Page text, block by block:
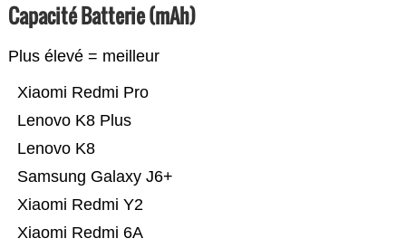
Capacité Batterie (mAh)
Plus élevé = meilleur
Xiaomi Redmi 6A
Xiaomi Redmi Y2
Samsung Galaxy J6+
Lenovo K8
Lenovo K8 Plus
Xiaomi Redmi Pro